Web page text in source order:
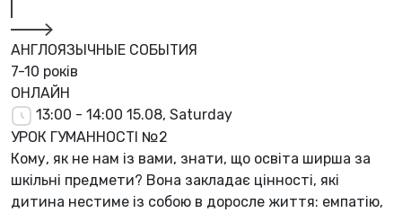
АНГЛОЯЗЫЧНЫЕ СОБЫТИЯ
7-10 років
ОНЛАЙН
13:00 - 14:00 15.08, Saturday
УРОК ГУМАННОСТІ №2
Кому, як не нам із вами, знати, що освіта ширша за
шкільні предмети? Вона закладає цінності, які
дитина нестиме із собою в доросле життя: емпатію,